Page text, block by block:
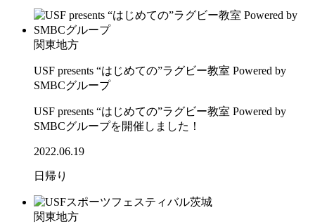
関東地方
USF presents “はじめての”ラグビー教室 Powered by
SMBCグループ
USF presents “はじめての”ラグビー教室 Powered by
SMBCグループを開催しました！
2022.06.19
日帰り
関東地方